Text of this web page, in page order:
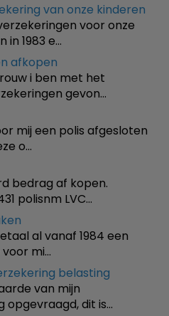
van onze kinderen
voor onze
in 1983 e…
afkopen
i ben met het
gevon…
mij een polis afgesloten
o…
bedrag af kopen.
polisnm LVC…
al vanaf 1984 een
mi…
belasting
van mijn
opgevraagd, dit is…